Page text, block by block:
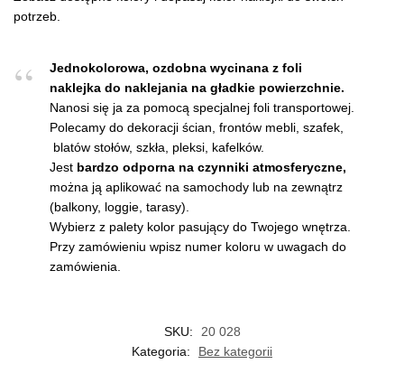
potrzeb.
Jednokolorowa, ozdobna wycinana z foli
naklejka do naklejania na gładkie powierzchnie.
Nanosi się ja za pomocą specjalnej foli transportowej.
Polecamy do dekoracji ścian, frontów mebli, szafek,
blatów stołów, szkła, pleksi, kafelków.
Jest bardzo odporna na czynniki atmosferyczne,
można ją aplikować na samochody lub na zewnątrz
(balkony, loggie, tarasy).
Wybierz z palety kolor pasujący do Twojego wnętrza.
Przy zamówieniu wpisz numer koloru w uwagach do
zamówienia.
SKU:
20 028
Kategoria:
Bez kategorii